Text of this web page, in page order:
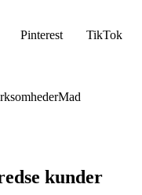
Pinterest TikTok
Mad
kunder